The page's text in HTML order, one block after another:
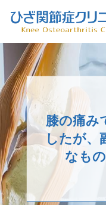
膝の痛み
したが、
なも